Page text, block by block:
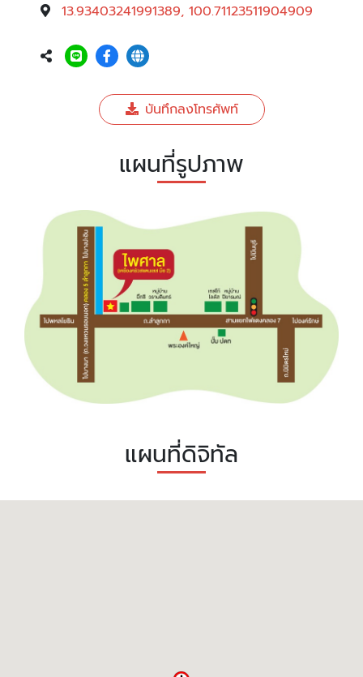
13.93403241991389, 100.71123511904909
บันทึกลงโทรศัพท์
แผนที่รูปภาพ
แผนที่ดิจิทัล